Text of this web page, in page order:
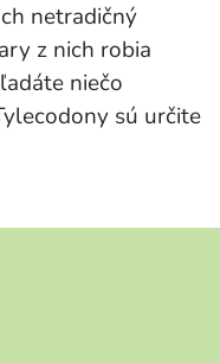
netradičný
z nich robia
niečo
sú určite